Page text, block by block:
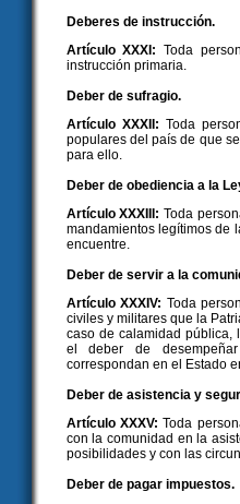
Deberes de instrucción.
Artículo XXXI: Toda
instrucción primaria.
Deber de sufragio.
Artículo XXXII: Toda
populares del país de que
para ello.
Deber de obediencia a la
Artículo XXXIII:Toda
mandamientos legítimos de
encuentre.
Deber de servir a la
Artículo XXXIV: Toda
civiles y militares que la
caso de calamidad pública,
el deber de
correspondan en el Estado
Deber de asistencia y
Artículo XXXV:Toda
con la comunidad en la
posibilidades y con las
Deber de pagar impuestos.